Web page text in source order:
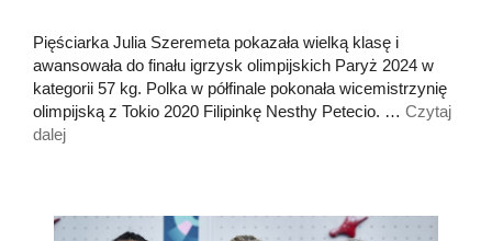
Pięściarka Julia Szeremeta pokazała wielką klasę i
awansowała do finału igrzysk olimpijskich Paryż 2024 w
kategorii 57 kg. Polka w półfinale pokonała wicemistrzynię
olimpijską z Tokio 2020 Filipinkę Nesthy Petecio. … Czytaj
dalej